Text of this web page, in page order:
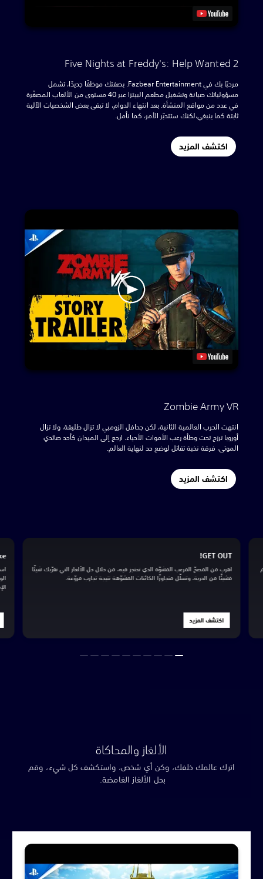
Five Nights at Freddy's: Help Wanted 2
مرحبًا بك في Fazbear Entertainment. بصفتك موظفًا جديدًا، تشمل
مسؤولياتك صيانة وتشغيل مطعم البيتزا عبر 40 مستوى من الألعاب المصغّرة
في عدد من مواقع المنشأة. بعد انتهاء الدوام، لا تبقى بعض الشخصيات الآلية
ثابتة كما ينبغي،لكنك ستتدبّر الأمر، كما نأمل.
اكتشف المزيد
Zombie Army VR
انتهت الحرب العالمية الثانية، لكن جحافل الزومبي لا تزال طليقة، ولا تزال
أوروبا ترزح تحت وطأة رعب الأموات الأحياء. ارجع إلى الميدان كأحد صائدي
الموتى، فرقة نخبة تقاتل لوضع حد لنهاية العالم.
اكتشف المزيد
GET OUT!
اهرب من المصحّ المرعب المشوّه الذي تحتجز فيه، من خلال حل الألغاز التي تقرّبك شيئًا
فشيئًا من الحرية، وتسلّل متجاوزًا الكائنات المشوّهة نتيجة تجارب مروّعة.
اكتشف المزيد
الألغاز والمحاكاة
اترك عالمك خلفك، وكن أي شخص، واستكشف كل شيء، وقم
بحل الألغاز الغامضة.